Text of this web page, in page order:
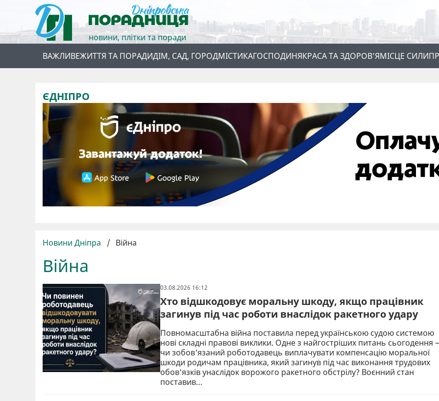
новини, плітки та поради
ВАЖЛИВЕЖИТТЯ ТА ПОРАДИДІМ, САД, ГОРОДМІСТИКАГОСПОДИНЯКРАСА ТА ЗДОРОВ’ЯМІСЦЕ СИЛИ
ЄДНІПРО
Новини Дніпра / Війна
Війна
03.08.2026 16:12
Хто відшкодовує моральну шкоду, якщо працівник
загинув під час роботи внаслідок ракетного удару
Повномасштабна війна поставила перед українською судою системою
нові складні правові виклики. Одне з найгостріших питань сьогодення
чи зобов'язаний роботодавець виплачувати компенсацію моральної
шкоди родичам працівника, який загинув під час виконання трудових
обов'язків унаслідок ворожого ракетного обстрілу? Воєнний стан
поставив…